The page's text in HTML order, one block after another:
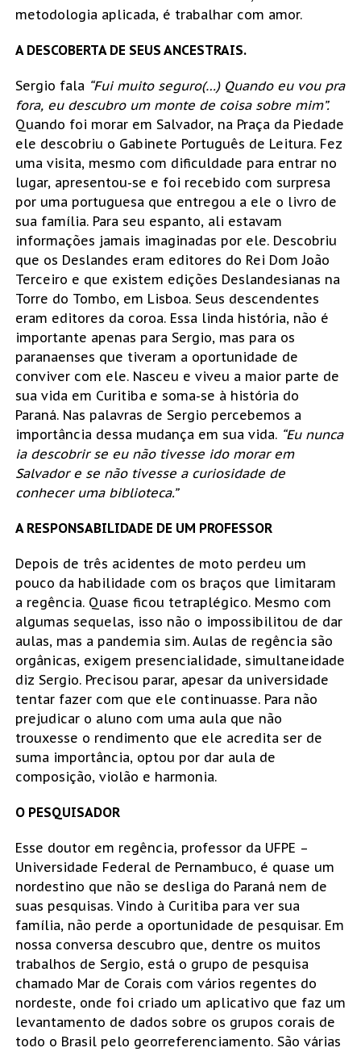
metodologia aplicada, é trabalhar com amor.
A DESCOBERTA DE SEUS ANCESTRAIS.
Sergio fala “Fui muito seguro(…) Quando eu vou pra
fora, eu descubro um monte de coisa sobre mim”.
Quando foi morar em Salvador, na Praça da Piedade
ele descobriu o Gabinete Português de Leitura. Fez
uma visita, mesmo com dificuldade para entrar no
lugar, apresentou-se e foi recebido com surpresa
por uma portuguesa que entregou a ele o livro de
sua família. Para seu espanto, ali estavam
informações jamais imaginadas por ele. Descobriu
que os Deslandes eram editores do Rei Dom João
Terceiro e que existem edições Deslandesianas na
Torre do Tombo, em Lisboa. Seus descendentes
eram editores da coroa. Essa linda história, não é
importante apenas para Sergio, mas para os
paranaenses que tiveram a oportunidade de
conviver com ele. Nasceu e viveu a maior parte de
sua vida em Curitiba e soma-se à história do
Paraná. Nas palavras de Sergio percebemos a
importância dessa mudança em sua vida. “Eu nunca
ia descobrir se eu não tivesse ido morar em
Salvador e se não tivesse a curiosidade de
conhecer uma biblioteca.”
A RESPONSABILIDADE DE UM PROFESSOR
Depois de três acidentes de moto perdeu um
pouco da habilidade com os braços que limitaram
a regência. Quase ficou tetraplégico. Mesmo com
algumas sequelas, isso não o impossibilitou de dar
aulas, mas a pandemia sim. Aulas de regência são
orgânicas, exigem presencialidade, simultaneidade
diz Sergio. Precisou parar, apesar da universidade
tentar fazer com que ele continuasse. Para não
prejudicar o aluno com uma aula que não
trouxesse o rendimento que ele acredita ser de
suma importância, optou por dar aula de
composição, violão e harmonia.
O PESQUISADOR
Esse doutor em regência, professor da UFPE –
Universidade Federal de Pernambuco, é quase um
nordestino que não se desliga do Paraná nem de
suas pesquisas. Vindo à Curitiba para ver sua
família, não perde a oportunidade de pesquisar. Em
nossa conversa descubro que, dentre os muitos
trabalhos de Sergio, está o grupo de pesquisa
chamado Mar de Corais com vários regentes do
nordeste, onde foi criado um aplicativo que faz um
levantamento de dados sobre os grupos corais de
todo o Brasil pelo georreferenciamento. São várias